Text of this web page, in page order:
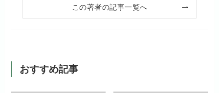
この著者の記事一覧へ
おすすめ記事